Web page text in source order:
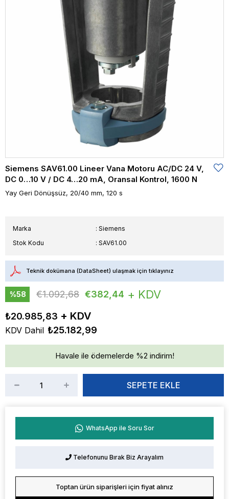
Siemens SAV61.00 Lineer Vana Motoru AC/DC 24 V,
DC 0…10 V / DC 4…20 mA, Oransal Kontrol, 1600 N
Yay Geri Dönüşsüz, 20/40 mm, 120 s
Marka : Siemens
Stok Kodu
SAV61.00
Teknik dokümana (DataSheet) ulaşmak için tıklayınız
%58
€1.092,68 €382,44 + KDV
₺20.985,83
KDV Dahil ₺25.182,99
Havale ile ödemelerde %2 indirim!
WhatsApp ile Soru Sor
Telefonunu Bırak Biz Arayalım
Toptan ürün siparişleri için fiyat alınız